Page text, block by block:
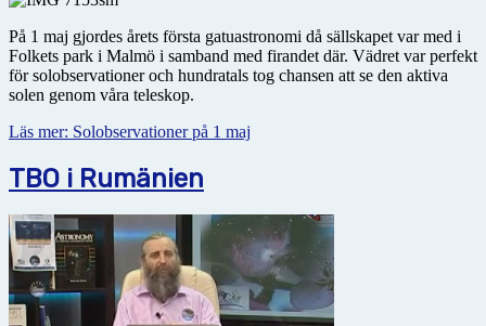
På 1 maj gjordes årets första gatuastronomi då sällskapet var med i
Folkets park i Malmö i samband med firandet där. Vädret var perfekt
för solobservationer och hundratals tog chansen att se den aktiva
solen genom våra teleskop.
Läs mer: Solobservationer på 1 maj
TBO i Rumänien